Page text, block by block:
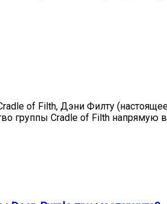
of Filth, Дэни Филту
группы Cradle of Filth